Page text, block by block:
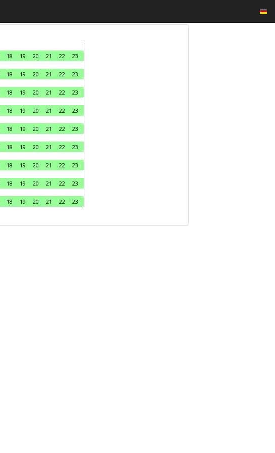
18 19 20 21 22
23
18 19 20 21 22
23
18 19 20 21 22
23
18 19 20 21 22
23
18 19 20 21 22
23
18 19 20 21 22
23
18 19 20 21 22
23
18 19 20 21 22
23
18 19 20 21 22
23